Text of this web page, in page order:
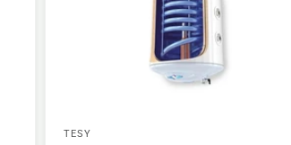
TESY